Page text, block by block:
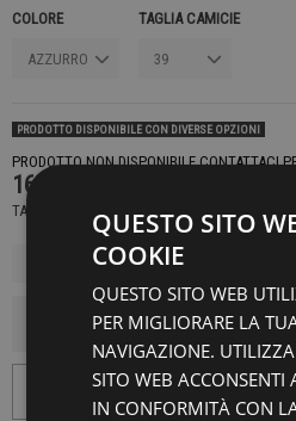
COLORE TAGLIA CAMICIE
PRODOTTO DISPONIBILE CON DIVERSE OPZIONI
PRODOTTO NON DISPONIBILE CONTATTACI
169,00 €
TASSE INCLUSE
AGGIUNGI AL
QUESTO SITO
COOKIE
QUESTO SITO WEB
PER MIGLIORARE LA
NAVIGAZIONE.
SITO WEB ACCONSENTI
IN CONFORMITÀ CON